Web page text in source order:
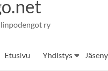
ry
Etusivu Yhdistys